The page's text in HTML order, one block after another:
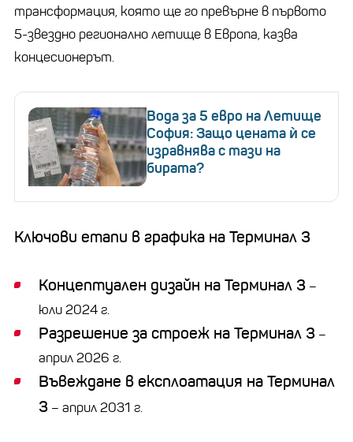
трансформация, която ще го превърне в първото
5-звездно регионално летище в Европа, казва
концесионерът.
Вода за 5 евро на Летище
София: Защо цената ѝ се
изравнява с тази на
бирата?
Ключови етапи в графика на Терминал 3
Концептуален дизайн на Терминал 3 –
юли 2024 г.
Разрешение за строеж на Терминал 3 –
април 2026 г.
Въвеждане в експлоатация на Терминал
3 – април 2031 г.